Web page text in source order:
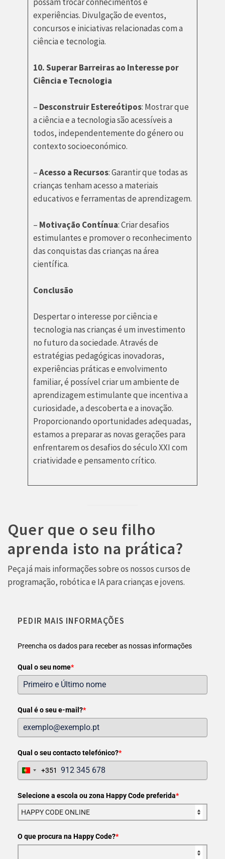
experiências. Divulgação de eventos,
concursos e iniciativas relacionadas com a
ciência e tecnologia.
10. Superar Barreiras ao Interesse por
Ciência e Tecnologia
– Desconstruir Estereótipos: Mostrar que
a ciência e a tecnologia são acessíveis a
todos, independentemente do género ou
contexto socioeconómico.
–Acesso a Recursos: Garantir que todas as
crianças tenham acesso a materiais
educativos e ferramentas de aprendizagem.
– Motivação Contínua: Criar desafios
estimulantes e promover o reconhecimento
das conquistas das crianças na área
científica.
Conclusão
Despertar o interesse por ciência e
tecnologia nas crianças é um investimento
no futuro da sociedade. Através de
estratégias pedagógicas inovadoras,
experiências práticas e envolvimento
familiar, é possível criar um ambiente de
aprendizagem estimulante que incentiva a
curiosidade, a descoberta e a inovação.
Proporcionando oportunidades adequadas,
estamos a preparar as novas gerações para
enfrentarem os desafios do século XXI com
criatividade e pensamento crítico.
Quer que o seu filho
aprenda isto na prática?
Peça já mais informações sobre os nossos cursos de
programação, robótica e IA para crianças e jovens.
PEDIR MAIS INFORMAÇÕES
Preencha os dados para receber as nossas informações
Qual o seu nome*
Qual é o seu e-mail?*
Qual o seu contacto telefónico?*
Portugal
+351
Selecione a escola ou zona Happy Code preferida*
O que procura na Happy Code?*